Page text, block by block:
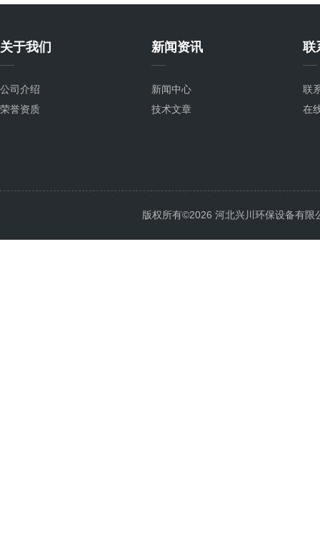
关于我们
公司介绍
荣誉资质
新闻资讯
新闻中心
技术文章
联
联
在
版权所有©2026 河北兴川环保设备有